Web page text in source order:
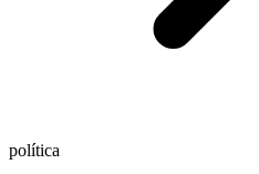
política